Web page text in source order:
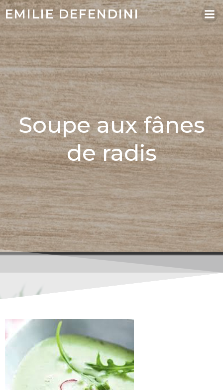
EMILIE DEFENDINI
Soupe aux fânes
de radis